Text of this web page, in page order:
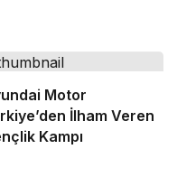
Motor
İlham Veren
Kampı